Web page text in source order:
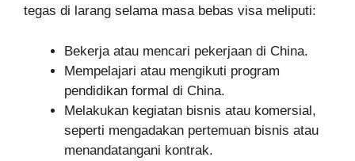
tegas di larang selama masa bebas visa meliputi:
Bekerja atau mencari pekerjaan di China.
Mempelajari atau mengikuti program
pendidikan formal di China.
Melakukan kegiatan bisnis atau komersial,
seperti mengadakan pertemuan bisnis atau
menandatangani kontrak.